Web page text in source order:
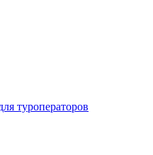
туроператоров